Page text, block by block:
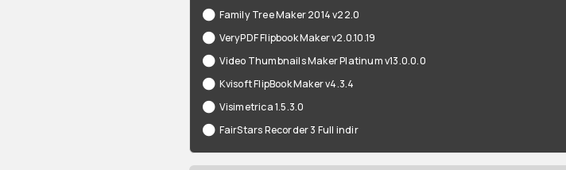
Family Tree Maker 2014 v22.0
VeryPDF Flipbook Maker v2.0.10.19
Video Thumbnails Maker Platinum v13.0.0.0
Kvisoft FlipBook Maker v4.3.4
Visimetrica 1.5.3.0
FairStars Recorder 3 Full indir